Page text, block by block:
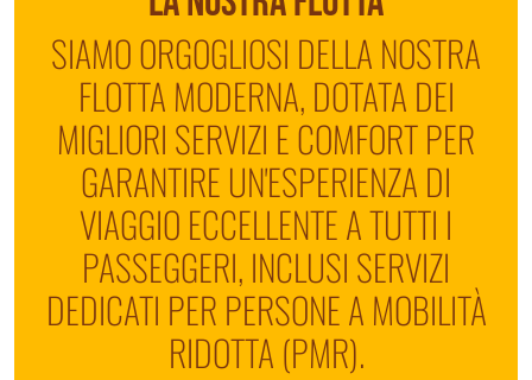
SIAMO ORGOGLIOSI DELLA NOSTRA
FLOTTA MODERNA, DOTATA DEI
MIGLIORI SERVIZI E COMFORT PER
GARANTIRE UN'ESPERIENZA DI
VIAGGIO ECCELLENTE A TUTTI I
PASSEGGERI, INCLUSI SERVIZI
DEDICATI PER PERSONE A MOBILITÀ
RIDOTTA (PMR).